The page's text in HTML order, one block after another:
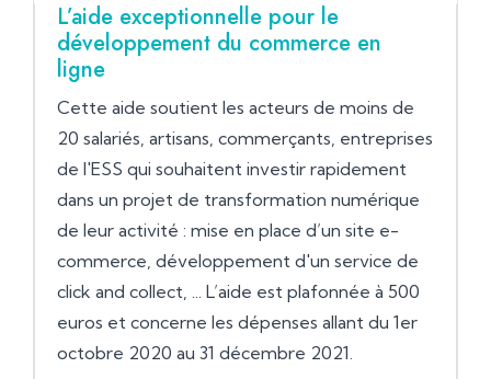
L’aide exceptionnelle pour le
développement du commerce en
ligne
Cette aide soutient les acteurs de moins de
20 salariés, artisans, commerçants, entreprises
de l'ESS qui souhaitent investir rapidement
dans un projet de transformation numérique
de leur activité : mise en place d’un site e-
commerce, développement d'un service de
click and collect, ... L’aide est plafonnée à 500
euros et concerne les dépenses allant du 1er
octobre 2020 au 31 décembre 2021.